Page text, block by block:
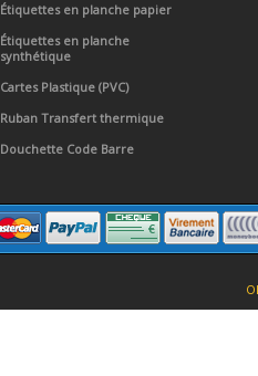
Étiquettes en planche papier
Étiquettes en planche
synthétique
Cartes Plastique (PVC)
Ruban Transfert thermique
Douchette Code Barre